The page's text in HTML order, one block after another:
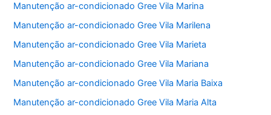
Manutenção ar-condicionado Gree Vila Marina
Manutenção ar-condicionado Gree Vila Marilena
Manutenção ar-condicionado Gree Vila Marieta
Manutenção ar-condicionado Gree Vila Mariana
Manutenção ar-condicionado Gree Vila Maria Baixa
Manutenção ar-condicionado Gree Vila Maria Alta